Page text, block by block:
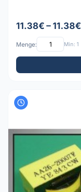
11.38€ – 11.38€
Menge: Min: 1